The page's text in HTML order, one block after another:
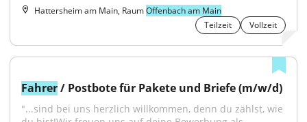
Hattersheim am Main, RaumOffenbach am Main
Teilzeit
Vollzeit
Fahrer / Postbote für Pakete und Briefe (m/w/d)
"...sind bei uns herzlich willkommen, denn du zählst, wie